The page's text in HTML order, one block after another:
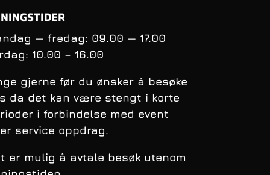
— fredag: 09.00 — 17.00
10.00 – 16.00
gjerne før du ønsker å besøke
da det kan være stengt i korte
i forbindelse med event
service oppdrag.
er mulig å avtale besøk utenom